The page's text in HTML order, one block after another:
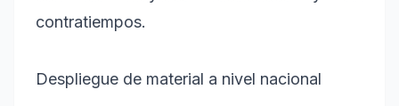
contratiempos.
Despliegue de material a nivel nacional